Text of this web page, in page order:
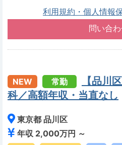
利用規約・個人情報
NEW 常勤
【品川
科／高額年収・当直なし
東京都 品川区
年収 2,000万円 ～